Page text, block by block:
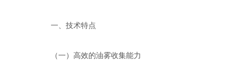
一、技术特点
（一）高效的油雾收集能力